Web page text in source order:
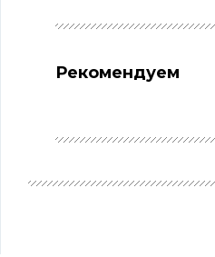
Рекомендуем